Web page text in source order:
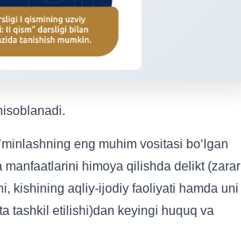
eng muhim vositasi bo‘lgan
himoya qilishda delikt (zarar
kishining aqliy-ijodiy faoliyati hamda uni
tashkil etilishi)dan keyingi huquq va